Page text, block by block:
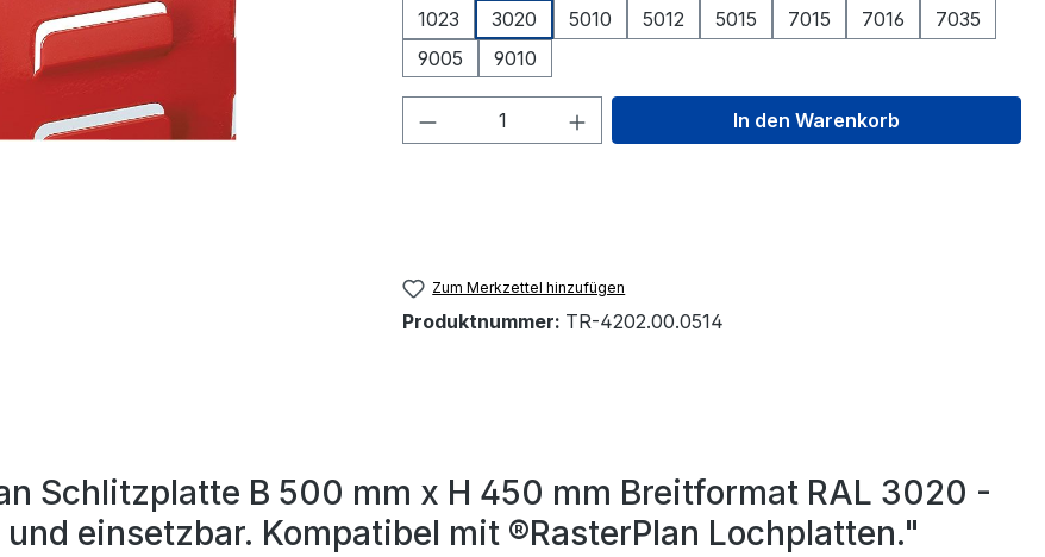
1023
3020 5010 5012 5015 7015 7016
7035
9005
9010
Produkt Anzahl: Gib den gewünschten Wert
In den Warenkorb
Zum Merkzettel hinzufügen
Produktnummer: TR-4202.00.0514
Schlitzplatte B 500 mm x H 450 mm Breitformat RAL 3020 -
einsetzbar. Kompatibel mit ®RasterPlan Lochplatten."